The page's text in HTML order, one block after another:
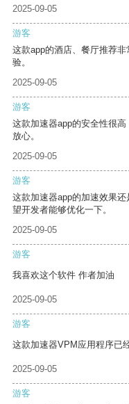
2025-09-05
游客
这款app的酒店、餐厅推荐
验。
2025-09-05
游客
这款加速器app的安全性很
放心。
2025-09-05
游客
这款加速器app的加速效果
望开发者能够优化一下。
2025-09-05
游客
我喜欢这个软件 作者加油
2025-09-05
游客
这款加速器VPM应用程序已
2025-09-05
游客